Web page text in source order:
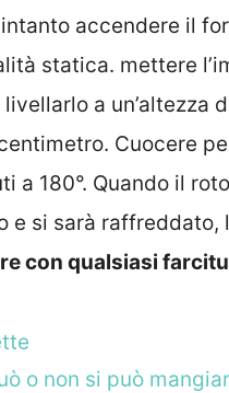
accendere il
statica. mettere
a un’altezza
Cuocere
a 180°. Quando il
e si sarà raffreddato,
con qualsiasi
o non si può